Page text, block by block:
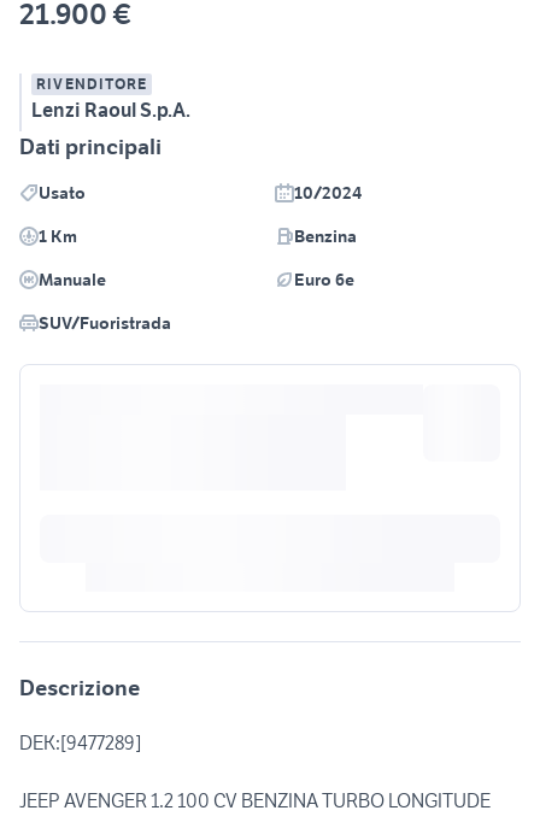
21.900 €
RIVENDITORE
Lenzi Raoul S.p.A.
Dati principali
Usato
10/2024
1 Km
Benzina
Manuale
Euro 6e
SUV/Fuoristrada
Descrizione
DEK:[9477289]
JEEP AVENGER 1.2 100 CV BENZINA TURBO LONGITUDE